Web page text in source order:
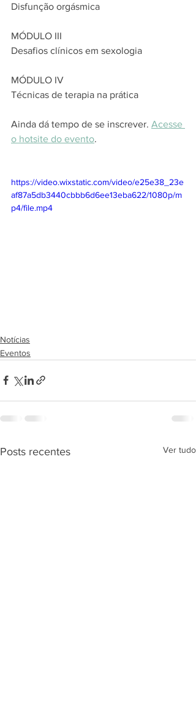
Disfunção orgásmica
MÓDULO III
Desafios clínicos em sexologia
MÓDULO IV
Técnicas de terapia na prática
Ainda dá tempo de se inscrever. Acesse
o hotsite do evento.
https://video.wixstatic.com/video/e25e38_23e
af87a5db3440cbbb6d6ee13eba622/1080p/m
p4/file.mp4
Notícias
Eventos
Posts recentes Ver tudo